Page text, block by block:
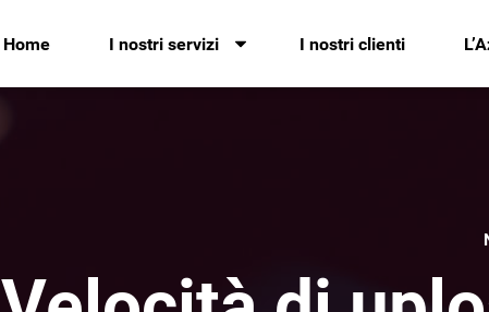
Home I nostri servizi I nostri clienti